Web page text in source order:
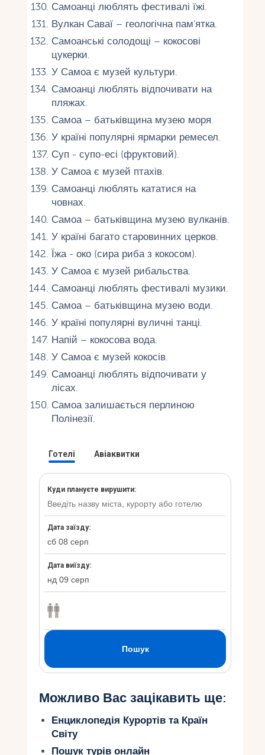
Самоанці люблять фестивалі їжі.
Вулкан Саваї – геологічна пам'ятка.
Самоанські солодощі – кокосові
цукерки.
У Самоа є музей культури.
Самоанці люблять відпочивати на
пляжах.
Самоа – батьківщина музею моря.
У країні популярні ярмарки ремесел.
Суп - супо-есі (фруктовий).
У Самоа є музей птахів.
Самоанці люблять кататися на
човнах.
Самоа – батьківщина музею вулканів.
У країні багато старовинних церков.
Їжа - око (сира риба з кокосом).
У Самоа є музей рибальства.
Самоанці люблять фестивалі музики.
Самоа – батьківщина музею води.
У країні популярні вуличні танці.
Напій – кокосова вода.
У Самоа є музей кокосів.
Самоанці люблять відпочивати у
лісах.
Самоа залишається перлиною
Полінезії.
Можливо Вас зацікавить ще:
Енциклопедія Курортів та Країн
Світу
Пошук турів онлайн